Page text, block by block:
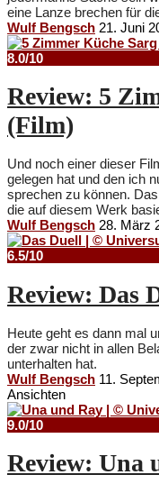
eine Lanze brechen für
Wulf Bengsch 21. Juni
8.0/10
Review: 5
(Film)
Und noch einer dieser
gelegen hat und den ich
sprechen zu können.
die auf diesem Werk
Wulf Bengsch 28. März
6.5/10
Review: Das
Heute geht es dann mal
der zwar nicht in allen
unterhalten hat.
Wulf Bengsch 11.
Ansichten
9.0/10
Review: Una